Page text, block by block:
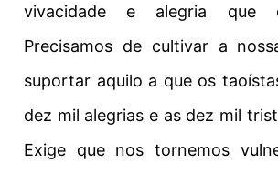
vivacidade e alegria que
Precisamos de cultivar a
suportar aquilo a que os
dez mil alegrias e as dez mil
Exige que nos tornemos